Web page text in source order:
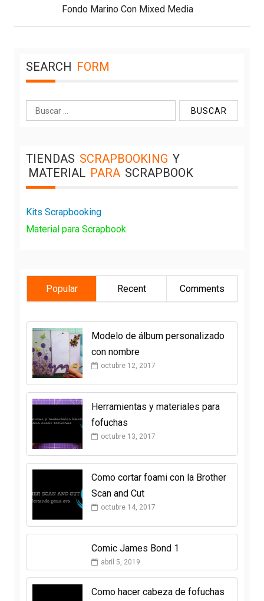
Previous
Post:
Fondo Marino Con Mixed Media
SEARCH FORM
Buscar:
TIENDAS SCRAPBOOKING Y
MATERIAL PARA SCRAPBOOK
Kits Scrapbooking
Material para Scrapbook
Popular Recent Comments
Modelo de álbum personalizado
con nombre
octubre 12, 2017
Herramientas y materiales para
fofuchas
octubre 13, 2017
Como cortar foami con la Brother
Scan and Cut
octubre 14, 2017
Comic James Bond 1
abril 5, 2019
Como hacer cabeza de fofuchas